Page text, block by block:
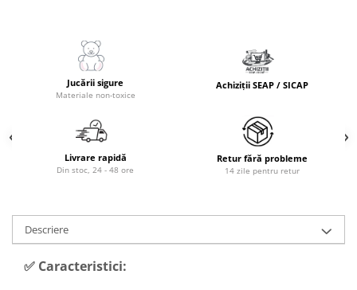
Jucării sigure
Materiale non-toxice
Achiziții SEAP / SICAP
Livrare rapidă
Din stoc, 24 - 48 ore
Retur fără probleme
14 zile pentru retur
Descriere
✅ Caracteristici: